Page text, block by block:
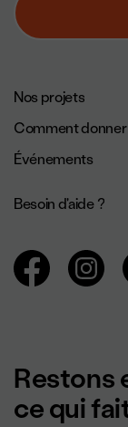
Navigation de
Nos projets
Comment donner
Événements
Besoin d'aide ?
Navigation
Restons
ce qui